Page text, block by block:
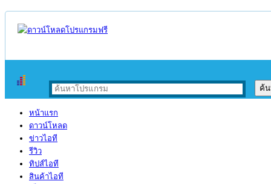
หน้าแรก
ดาวน์โหลด
ข่าวไอที
รีวิว
ทิปส์ไอที
สินค้าไอที